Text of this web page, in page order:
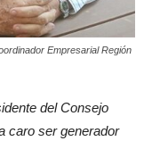
Empresarial Región
del Consejo
caro ser generador